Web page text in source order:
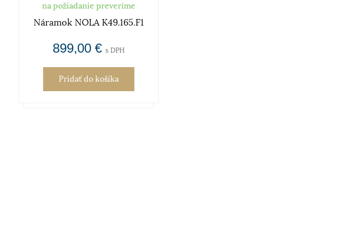
na požiadanie preveríme
Náramok NOLA K49.165.F1
899,00 € s DPH
Pridaťdo košíka